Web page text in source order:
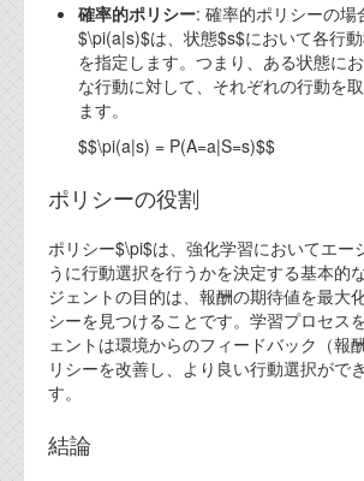
外部投稿記事
ブログテーマ
技術文書
ご希望の方は、お問い合わせページから
ログインをお願い致します。アカウント
機能安全用語集
設計用語集
オンラインショップ
お問い合わせ
確率的ポリシー: 確率的ポリシーの場
$\pi(a|s)$は、状態$s$において各行
を指定します。つまり、ある状態に
な行動に対して、それぞれの行動を
ます。
$$\pi(a|s) = P(A=a|S=s)$$
ポリシーの役割
ポリシー$\pi$は、強化学習においてエー
うに行動選択を行うかを決定する基本的
ジェントの目的は、報酬の期待値を最大
シーを見つけることです。学習プロセス
ェントは環境からのフィードバック（報
リシーを改善し、より良い行動選択がで
す。
結論